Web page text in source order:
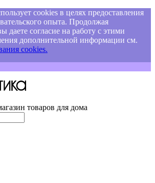
cookies в целях предоставления
опыта. Продолжая
даете согласие на работу с этими
дополнительной информации см.
cookies.
товаров для дома